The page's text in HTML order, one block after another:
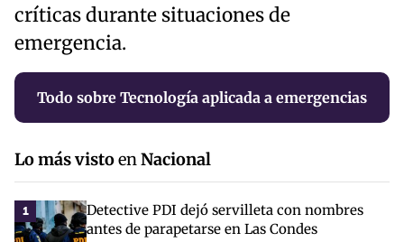
críticas durante situaciones de
emergencia.
Todo sobre Tecnología aplicada a emergencias
Lo más vistoenNacional
1
Detective PDI dejó servilleta con nombres
antes de parapetarse en Las Condes